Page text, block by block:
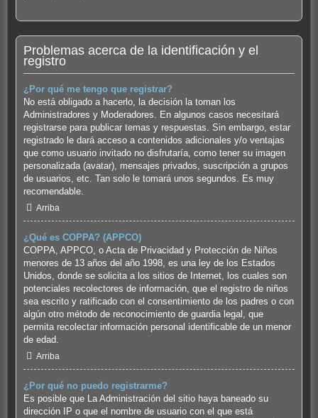
Problemas acerca de la identificación y el
registro
¿Por qué me tengo que registrar?
No está obligado a hacerlo, la decisión la toman los
Administradores y Moderadores. En algunos casos necesitará
registrarse para publicar temas y respuestas. Sin embargo, estar
registrado le dará acceso a contenidos adicionales y/o ventajas
que como usuario invitado no disfrutaría, como tener su imagen
personalizada (avatar), mensajes privados, suscripción a grupos
de usuarios, etc. Tan solo le tomará unos segundos. Es muy
recomendable.
Arriba
¿Qué es COPPA? (APPCO)
COPPA, APPCO, o Acta de Privacidad y Protección de Niños
menores de 13 años del año 1998, es una ley de los Estados
Unidos, donde se solicita a los sitios de Internet, los cuales son
potenciales recolectores de información, que el registro de niños
sea escrito y ratificado con el consentimiento de los padres o con
algún otro método de reconocimiento de guardia legal, que
permita recolectar información personal identificable de un menor
de edad.
Arriba
¿Por qué no puedo registrarme?
Es posible que La Administración del sitio haya baneado su
dirección IP o que el nombre de usuario con el que está